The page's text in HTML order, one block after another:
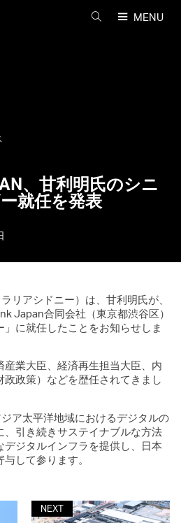
MENU
、甘利明氏のシニ
就任を発表
リアシドニー）は、甘利明氏が、
Japan合同会社（東京都渋谷区）
に就任したことをお知らせしま
業大臣、経済再生担当大臣、内
政策）などを歴任されてきまし
ア太平洋地域におけるデジタルの
引き続きサステイナブルな方法
ジタルインフラを提供し、日本
して参ります。
NEXT